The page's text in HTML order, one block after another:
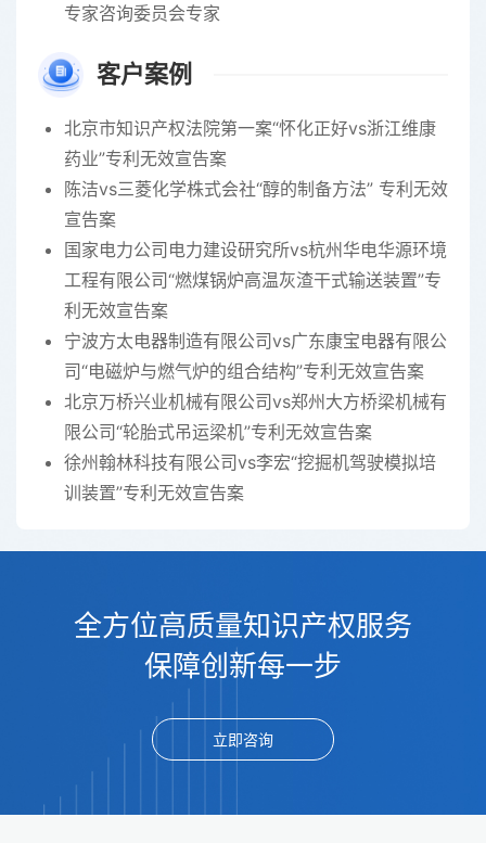
专家咨询委员会专家
客户案例
北京市知识产权法院第一案“怀化正好vs浙江维康
药业”专利无效宣告案
陈洁vs三菱化学株式会社“醇的制备方法” 专利无效
宣告案
国家电力公司电力建设研究所vs杭州华电华源环境
工程有限公司“燃煤锅炉高温灰渣干式输送装置”专
利无效宣告案
宁波方太电器制造有限公司vs广东康宝电器有限公
司“电磁炉与燃气炉的组合结构”专利无效宣告案
北京万桥兴业机械有限公司vs郑州大方桥梁机械有
限公司“轮胎式吊运梁机”专利无效宣告案
徐州翰林科技有限公司vs李宏“挖掘机驾驶模拟培
训装置”专利无效宣告案
全方位高质量知识产权服务
保障创新每一步
立即咨询